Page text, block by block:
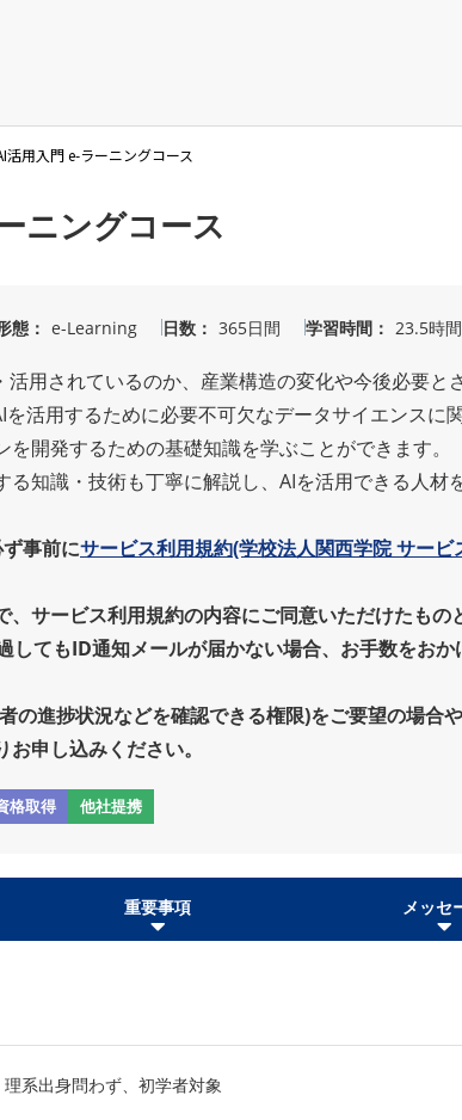
活用入門 e-ラーニングコース
ニングコース
態 e-Learning 日数 365日間 学習時間 23.5時間
用されているのか、産業構造の変化や今後必要と
活用するために必要不可欠なデータサイエンスに
開発するための基礎知識を学ぶことができます。
知識・技術も丁寧に解説し、AIを活用できる人材
事前にサービス利用規約(学校法人関西学院 サービ
サービス利用規約の内容にご同意いただけたもの
してもID通知メールが届かない場合、お手数をお
の進捗状況などを確認できる権限)をご要望の場合
申し込みください。
格取得 他社提携
重要事項 メッセ
系出身問わず、初学者対象